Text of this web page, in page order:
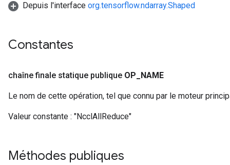
Depuis l'interface org.tensorflow.ndarray.Shaped
Constantes
chaîne finale statique publique OP NAME
Le nom de cette opération, tel que connu par le moteur
Valeur constante : "NcclAllReduce"
Méthodes publiques